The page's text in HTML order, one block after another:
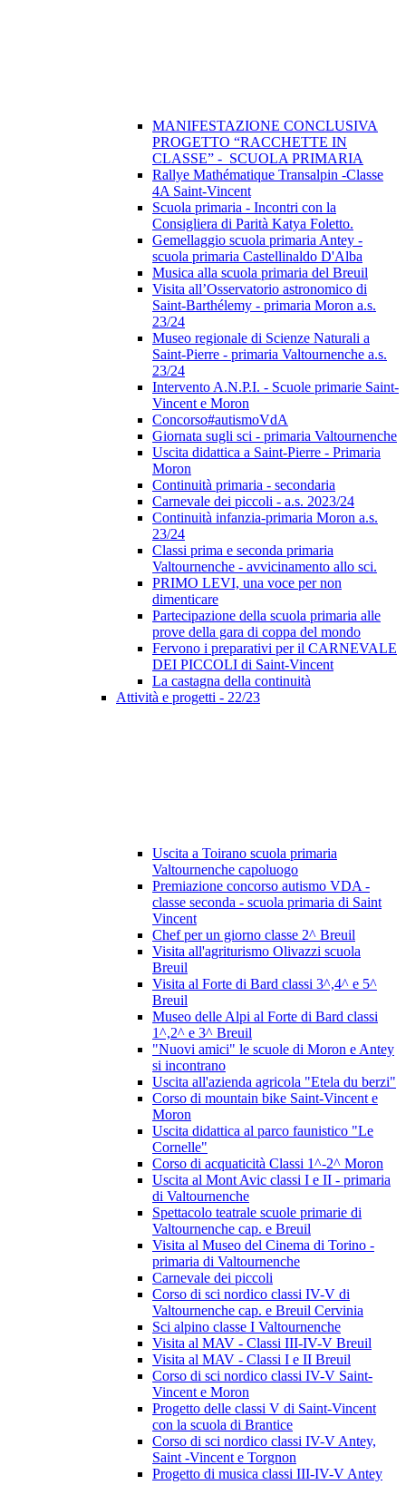
MANIFESTAZIONE CONCLUSIVA
PROGETTO “RACCHETTE IN
CLASSE” - SCUOLA PRIMARIA
Rallye Mathématique Transalpin -Classe
4A Saint-Vincent
Scuola primaria - Incontri con la
Consigliera di Parità Katya Foletto.
Gemellaggio scuola primaria Antey -
scuola primaria Castellinaldo D'Alba
Musica alla scuola primaria del Breuil
Visita all’Osservatorio astronomico di
Saint-Barthélemy - primaria Moron a.s.
23/24
Museo regionale di Scienze Naturali a
Saint-Pierre - primaria Valtournenche a.s.
23/24
Intervento A.N.P.I. - Scuole primarie Saint-
Vincent e Moron
Concorso#autismoVdA
Giornata sugli sci - primaria Valtournenche
Uscita didattica a Saint-Pierre - Primaria
Moron
Continuità primaria - secondaria
Carnevale dei piccoli - a.s. 2023/24
Continuità infanzia-primaria Moron a.s.
23/24
Classi prima e seconda primaria
Valtournenche - avvicinamento allo sci.
PRIMO LEVI, una voce per non
dimenticare
Partecipazione della scuola primaria alle
prove della gara di coppa del mondo
Fervono i preparativi per il CARNEVALE
DEI PICCOLI di Saint-Vincent
La castagna della continuità
Attività e progetti - 22/23
Uscita a Toirano scuola primaria
Valtournenche capoluogo
Premiazione concorso autismo VDA -
classe seconda - scuola primaria di Saint
Vincent
Chef per un giorno classe 2^ Breuil
Visita all'agriturismo Olivazzi scuola
Breuil
Visita al Forte di Bard classi 3^,4^ e 5^
Breuil
Museo delle Alpi al Forte di Bard classi
1^,2^ e 3^ Breuil
"Nuovi amici" le scuole di Moron e Antey
si incontrano
Uscita all'azienda agricola "Etela du berzi"
Corso di mountain bike Saint-Vincent e
Moron
Uscita didattica al parco faunistico "Le
Cornelle"
Corso di acquaticità Classi 1^-2^ Moron
Uscita al Mont Avic classi I e II - primaria
di Valtournenche
Spettacolo teatrale scuole primarie di
Valtournenche cap. e Breuil
Visita al Museo del Cinema di Torino -
primaria di Valtournenche
Carnevale dei piccoli
Corso di sci nordico classi IV-V di
Valtournenche cap. e Breuil Cervinia
Sci alpino classe I Valtournenche
Visita al MAV - Classi III-IV-V Breuil
Visita al MAV - Classi I e II Breuil
Corso di sci nordico classi IV-V Saint-
Vincent e Moron
Progetto delle classi V di Saint-Vincent
con la scuola di Brantice
Corso di sci nordico classi IV-V Antey,
Saint -Vincent e Torgnon
Progetto di musica classi III-IV-V Antey